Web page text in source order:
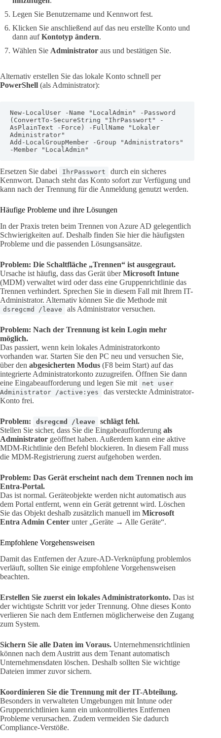
Legen Sie Benutzername und Kennwort fest.
Klicken Sie anschließend auf das neu erstellte Konto und
dann aufKontotyp ändern.
Wählen Sie Administrator aus und bestätigen Sie.
Alternativ erstellen Sie das lokale Konto schnell per
PowerShell (als Administrator):
New-LocalUser -Name "LocalAdmin" -Password
(ConvertTo-SecureString "IhrPasswort" -
AsPlainText -Force) -FullName "Lokaler
Administrator"
Add-LocalGroupMember -Group "Administrators"
-Member "LocalAdmin"
Ersetzen Sie dabei IhrPasswort
durch ein sicheres
Kennwort. Danach steht das Konto sofort zur Verfügung und
kann nach der Trennung für die Anmeldung genutzt werden.
Häufige Probleme und ihre Lösungen
In der Praxis treten beim Trennen von Azure AD gelegentlich
Schwierigkeiten auf. Deshalb finden Sie hier die häufigsten
Probleme und die passenden Lösungsansätze.
Problem: Die Schaltfläche „Trennen“ ist ausgegraut.
Ursache ist häufig, dass das Gerät überMicrosoft Intune
(MDM) verwaltet wird oder dass eine Gruppenrichtlinie das
Trennen verhindert. Sprechen Sie in diesem Fall mit Ihrem IT-
Administrator. Alternativ können Sie die Methode mit
dsregcmd /leave als Administrator versuchen.
Problem: Nach der Trennung ist kein Login mehr
möglich.
Das passiert, wenn kein lokales Administratorkonto
vorhanden war. Starten Sie den PC neu und versuchen Sie,
über den abgesicherten Modus (F8 beim Start) auf das
integrierte Administratorkonto zuzugreifen. Öffnen Sie dann
eine Eingabeaufforderung und legen Sie mit
net user
Administrator /active:yes
das versteckte Administrator-
Konto frei.
Problem: dsregcmd /leave
schlägt fehl.
Stellen Sie sicher, dass Sie die Eingabeaufforderung als
Administrator geöffnet haben. Außerdem kann eine aktive
MDM-Richtlinie den Befehl blockieren. In diesem Fall muss
die MDM-Registrierung zuerst aufgehoben werden.
Problem: Das Gerät erscheint nach dem Trennen noch im
Entra-Portal.
Das ist normal. Geräteobjekte werden nicht automatisch aus
dem Portal entfernt, wenn ein Gerät getrennt wird. Löschen
Sie das Objekt deshalb zusätzlich manuell im Microsoft
Entra Admin Center unter „Geräte → Alle Geräte“.
Empfohlene Vorgehensweisen
Damit das Entfernen der Azure-AD-Verknüpfung problemlos
verläuft, sollten Sie einige empfohlene Vorgehensweisen
beachten.
Erstellen Sie zuerst ein lokales Administratorkonto. Das ist
der wichtigste Schritt vor jeder Trennung. Ohne dieses Konto
verlieren Sie nach dem Entfernen möglicherweise den Zugang
zum System.
Sichern Sie alle Daten im Voraus. Unternehmensrichtlinien
können nach dem Austritt aus dem Tenant automatisch
Unternehmensdaten löschen. Deshalb sollten Sie wichtige
Dateien immer zuvor sichern.
Koordinieren Sie die Trennung mit der IT-Abteilung.
Besonders in verwalteten Umgebungen mit Intune oder
Gruppenrichtlinien kann ein unkontrolliertes Entfernen
Probleme verursachen. Zudem vermeiden Sie dadurch
Compliance-Verstöße.